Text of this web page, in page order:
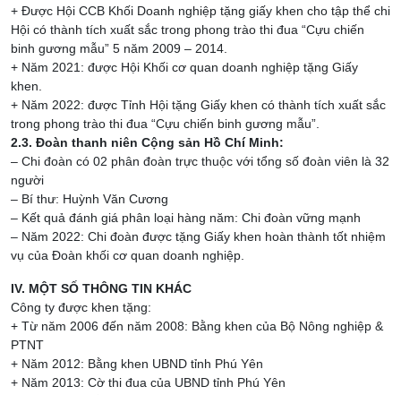
+ Được Hội CCB Khối Doanh nghiệp tặng giấy khen cho tập thể chi
Hội có thành tích xuất sắc trong phong trào thi đua “Cựu chiến
binh gương mẫu” 5 năm 2009 – 2014.
+ Năm 2021: được Hội Khối cơ quan doanh nghiệp tặng Giấy
khen.
+ Năm 2022: được Tỉnh Hội tặng Giấy khen có thành tích xuất sắc
trong phong trào thi đua “Cựu chiến binh gương mẫu”.
2.3. Đoàn thanh niên Cộng sản Hồ Chí Minh:
– Chi đoàn có 02 phân đoàn trực thuộc với tổng số đoàn viên là 32
người
– Bí thư: Huỳnh Văn Cương
– Kết quả đánh giá phân loại hàng năm: Chi đoàn vững mạnh
– Năm 2022: Chi đoàn được tặng Giấy khen hoàn thành tốt nhiệm
vụ của Đoàn khối cơ quan doanh nghiệp.
IV. MỘT SỐ THÔNG TIN KHÁC
Công ty được khen tặng:
+ Từ năm 2006 đến năm 2008: Bằng khen của Bộ Nông nghiệp &
PTNT
+ Năm 2012: Bằng khen UBND tỉnh Phú Yên
+ Năm 2013: Cờ thi đua của UBND tỉnh Phú Yên